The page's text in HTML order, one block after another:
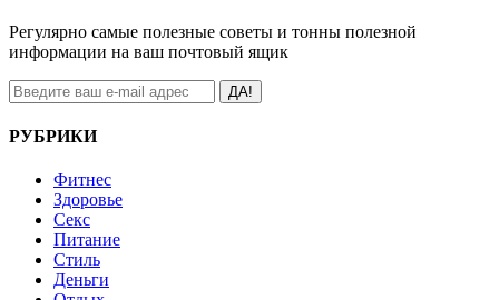
Регулярно самые полезные советы и тонны полезной
информации на ваш почтовый ящик
ДА!
РУБРИКИ
Фитнес
Здоровье
Секс
Питание
Стиль
Деньги